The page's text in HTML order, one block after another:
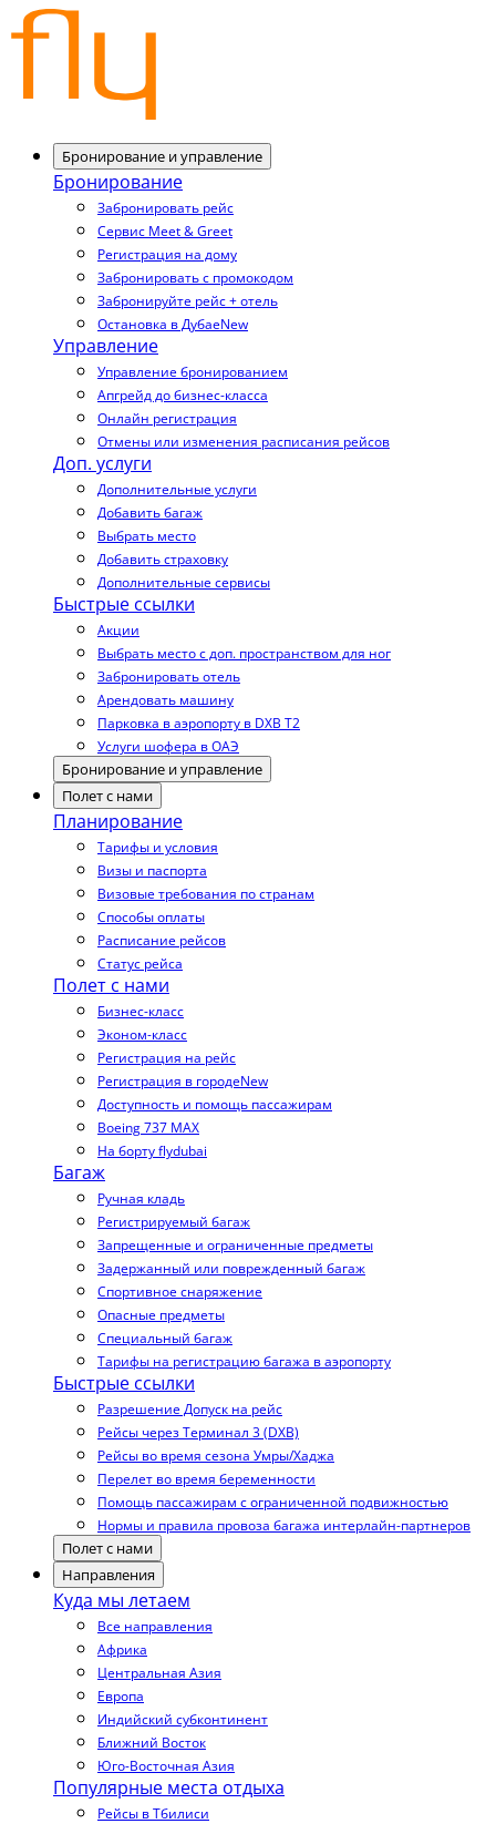
Бронирование и управление
Бронирование
Забронировать рейс
Сервис Meet & Greet
Регистрация на дому
Забронировать с промокодом
Забронируйте рейс + отель
Остановка в ДубаеNew
Управление
Управление бронированием
Апгрейд до бизнес-класса
Онлайн регистрация
Отмены или изменения расписания рейсов
Доп. услуги
Дополнительные услуги
Добавить багаж
Выбрать место
Добавить страховку
Дополнительные сервисы
Быстрые ссылки
Акции
Выбрать место с доп. пространством для ног
Забронировать отель
Арендовать машину
Парковка в аэропорту в DXB T2
Услуги шофера в ОАЭ
Бронирование и управление
Полет с нами
Планирование
Тарифы и условия
Визы и паспорта
Визовые требования по странам
Способы оплаты
Расписание рейсов
Статус рейса
Полет с нами
Бизнес-класс
Эконом-класс
Регистрация на рейс
Регистрация в городеNew
Доступность и помощь пассажирам
Boeing 737 MAX
На борту flydubai
Багаж
Ручная кладь
Регистрируемый багаж
Запрещенные и ограниченные предметы
Задержанный или поврежденный багаж
Спортивное снаряжение
Опасные предметы
Специальный багаж
Тарифы на регистрацию багажа в аэропорту
Быстрые ссылки
Разрешение Допуск на рейс
Рейсы через Терминал 3 (DXB)
Рейсы во время сезона Умры/Хаджа
Перелет во время беременности
Помощь пассажирам с ограниченной подвижностью
Нормы и правила провоза багажа интерлайн-партнеров
Полет с нами
Направления
Куда мы летаем
Все направления
Африка
Центральная Азия
Европа
Индийский субконтинент
Ближний Восток
Юго-Восточная Азия
Популярные места отдыха
Рейсы в Тбилиси